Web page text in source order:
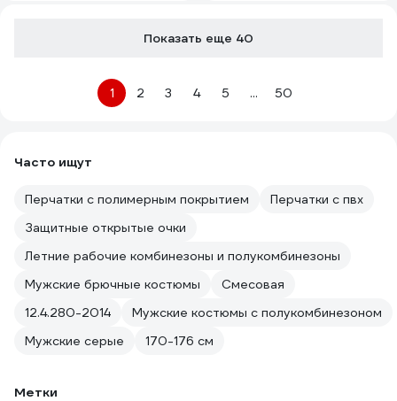
Показать еще 40
1 2 3 4 5 ... 50
Часто ищут
Перчатки с полимерным покрытием
Перчатки с пвх
Защитные открытые очки
Летние рабочие комбинезоны и полукомбинезоны
Мужские брючные костюмы
Смесовая
12.4.280-2014
Мужские костюмы с полукомбинезоном
Мужские серые
170-176 см
Метки